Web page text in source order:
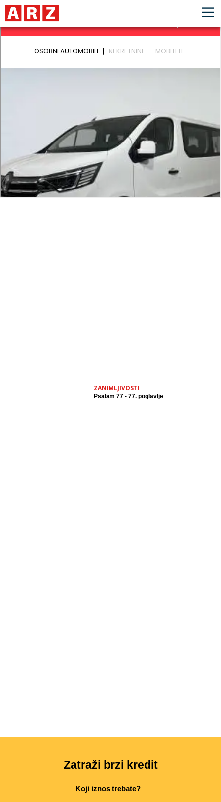
ZANIMLJIVOSTI
Psalam 77 - 77. poglavlje
Zatraži brzi kredit
Koji iznos trebate?